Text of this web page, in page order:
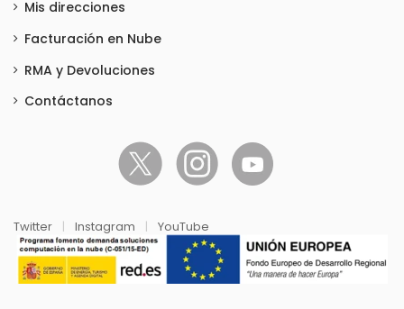
Mis direcciones
Facturación en Nube
RMA y Devoluciones
Contáctanos
Twitter Instagram YouTube